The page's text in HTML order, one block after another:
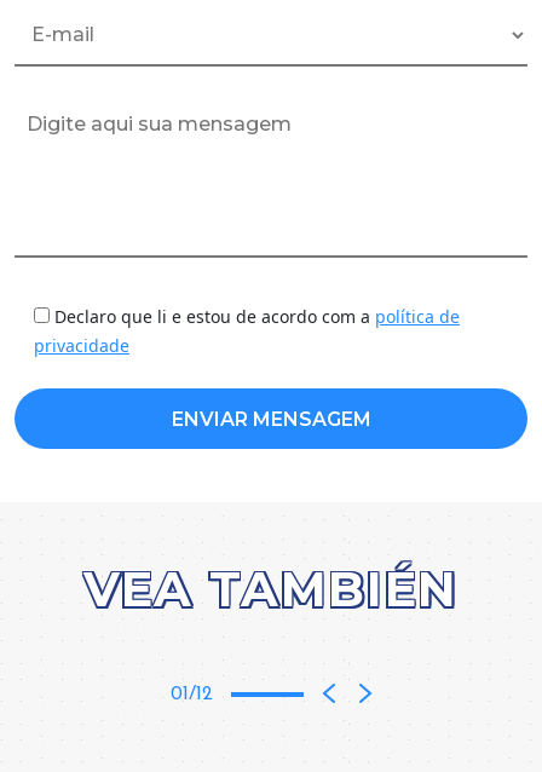
Declaro que li e estou de acordo com a política de
privacidade
VEA TAMBIÉN
01/12